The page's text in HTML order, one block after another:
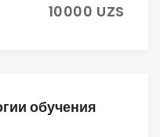
10000 UZS
обучения